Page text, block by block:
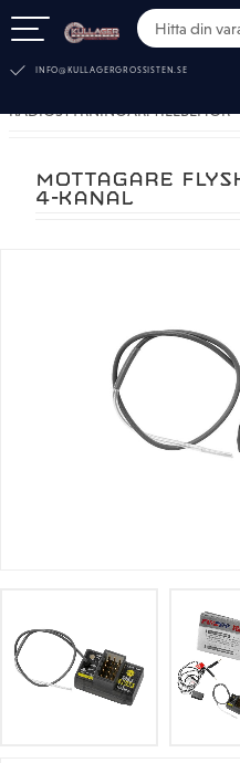
INFO@KULLAGERGROSSISTEN.SE
RADIOSTYRNINGAR. TILLBEHÖR
MOTTAGARE
4-KANAL